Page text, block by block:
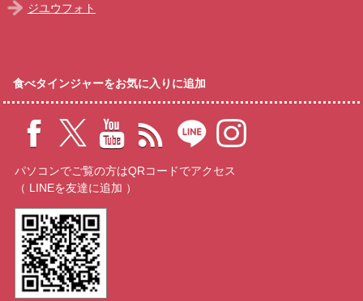
ジユウフォト
食べタインジャーをお気に入りに追加
パソコンでご覧の方はQRコードでアクセス
（ LINEを友達に追加 ）